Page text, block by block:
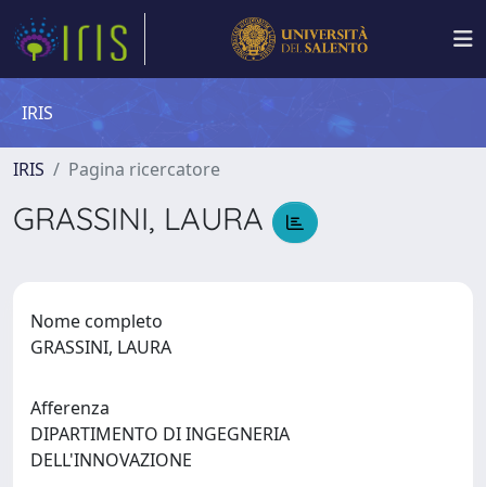
IRIS
IRIS Pagina ricercatore
GRASSINI, LAURA
Nome completo
GRASSINI, LAURA
Afferenza
DIPARTIMENTO DI INGEGNERIA
DELL'INNOVAZIONE